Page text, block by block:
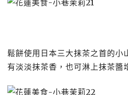
鬆餅使用日本三大抹茶之首的小
有淡淡抹茶香，也可淋上抹茶醬